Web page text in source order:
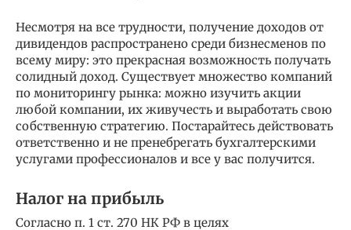
Несмотря на все трудности, получение доходов от
дивидендов распространено среди бизнесменов по
всему миру: это прекрасная возможность получать
солидный доход. Существует множество компаний
по мониторингу рынка: можно изучить акции
любой компании, их живучесть и выработать свою
собственную стратегию. Постарайтесь действовать
ответственно и не пренебрегать бухгалтерскими
услугами профессионалов и все у вас получится.
Налог на прибыль
Согласно п. 1 ст. 270 НК РФ в целях